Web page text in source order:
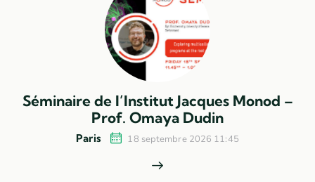
Séminaire de l’Institut Jacques Monod –
Prof. Omaya Dudin
Paris 18 septembre 2026 11:45